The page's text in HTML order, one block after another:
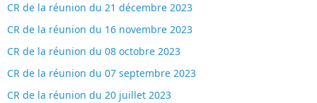
CR de la réunion du 21 décembre 2023
CR de la réunion du 16 novembre 2023
CR de la réunion du 08 octobre 2023
CR de la réunion du 07 septembre 2023
CR de la réunion du 20 juillet 2023